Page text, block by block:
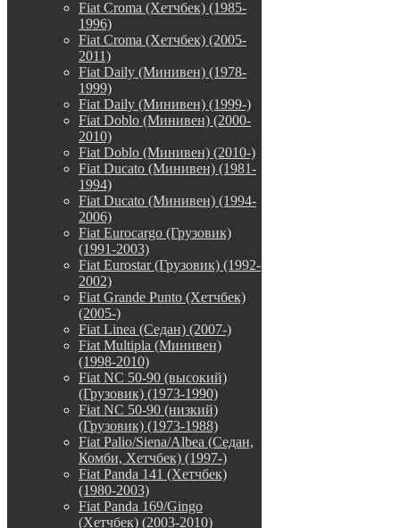
Fiat Croma (Хетчбек) (1985-
1996)
Fiat Croma (Хетчбек) (2005-
2011)
Fiat Daily (Минивен) (1978-
1999)
Fiat Daily (Минивен) (1999-)
Fiat Doblo (Минивен) (2000-
2010)
Fiat Doblo (Минивен) (2010-)
Fiat Ducato (Минивен) (1981-
1994)
Fiat Ducato (Минивен) (1994-
2006)
Fiat Eurocargo (Грузовик)
(1991-2003)
Fiat Eurostar (Грузовик) (1992-
2002)
Fiat Grande Punto (Хетчбек)
(2005-)
Fiat Linea (Седан) (2007-)
Fiat Multipla (Минивен)
(1998-2010)
Fiat NC 50-90 (высокий)
(Грузовик) (1973-1990)
Fiat NC 50-90 (низкий)
(Грузовик) (1973-1988)
Fiat Palio/Siena/Albea (Седан,
Комби, Хетчбек) (1997-)
Fiat Panda 141 (Хетчбек)
(1980-2003)
Fiat Panda 169/Gingo
(Хетчбек) (2003-2010)